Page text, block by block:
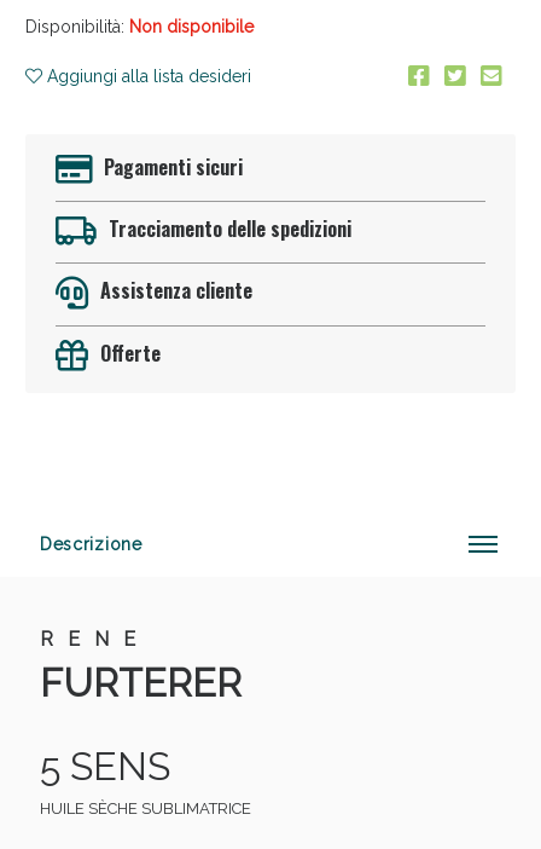
Disponibilità: Non disponibile
Aggiungi alla lista desideri
Pagamenti sicuri
Tracciamento delle spedizioni
Assistenza cliente
Offerte
Descrizione
R E N E
FURTERER
5 SENS
HUILE SÈCHE SUBLIMATRICE
Anticellulite e Fanghi: Sconto fino al 40% valido